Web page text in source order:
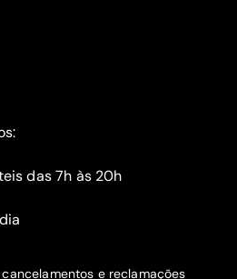
das 7h às 20h
e reclamações